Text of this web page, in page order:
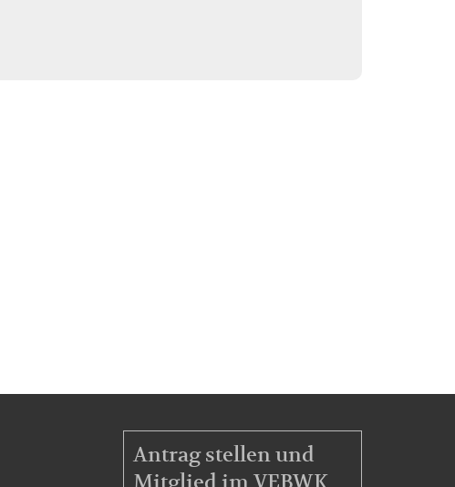
MITGLIEDSCHAFT
Antrag stellen und
Mitglied im VEBWK